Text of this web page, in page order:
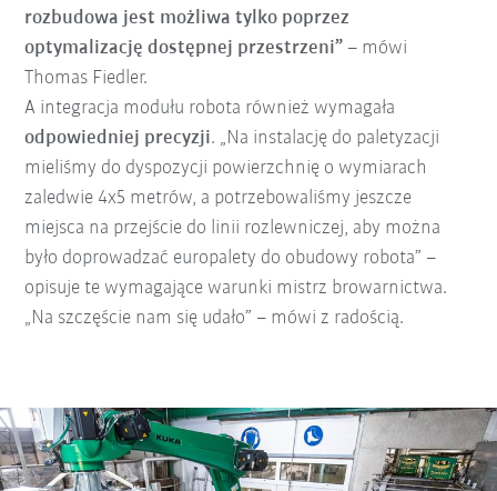
rozbudowa jest możliwa tylko poprzez
optymalizację dostępnej przestrzeni” – mówi
Thomas Fiedler.
A integracja modułu robota również wymagała
odpowiedniej precyzji. „Na instalację do paletyzacji
mieliśmy do dyspozycji powierzchnię o wymiarach
zaledwie 4x5 metrów, a potrzebowaliśmy jeszcze
miejsca na przejście do linii rozlewniczej, aby można
było doprowadzać europalety do obudowy robota” –
opisuje te wymagające warunki mistrz browarnictwa.
„Na szczęście nam się udało” – mówi z radością.